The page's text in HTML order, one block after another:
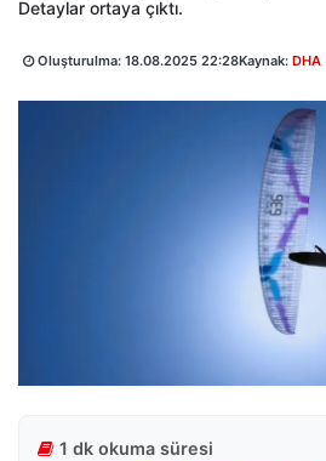
Detaylar ortaya çıktı.
Oluşturulma: 18.08.2025 22:28Kaynak: DHA
1 dk okuma süresi